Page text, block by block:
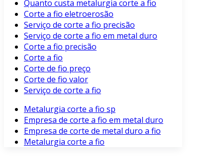
Quanto custa metalurgia corte a fio
Corte a fio eletroerosão
Serviço de corte a fio precisão
Serviço de corte a fio em metal duro
Corte a fio precisão
Corte a fio
Corte de fio preço
Corte de fio valor
Serviço de corte a fio
Metalurgia corte a fio sp
Empresa de corte a fio em metal duro
Empresa de corte de metal duro a fio
Metalurgia corte a fio